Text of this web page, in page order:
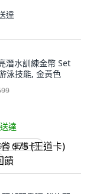
達
潛水訓練金幣 Set
泳技能, 金黃色
達
(王道卡)